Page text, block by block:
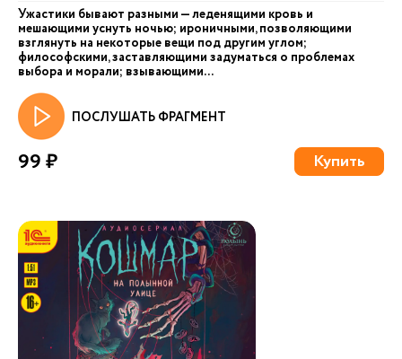
Ужастики бывают разными — леденящими кровь и
мешающими уснуть ночью; ироничными, позволяющими
взглянуть на некоторые вещи под другим углом;
философскими, заставляющими задуматься о проблемах
выбора и морали; взывающими...
ПОСЛУШАТЬ ФРАГМЕНТ
99 ₽ Купить